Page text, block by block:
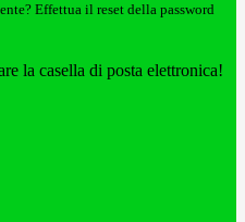
Effettua il reset della password
la casella di posta elettronica!